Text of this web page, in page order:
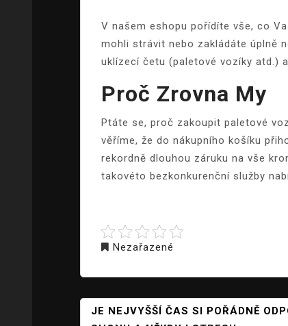
V našem eshopu pořídíte vše, co
mohli strávit nebo zakládáte úplně
uklízecí četu (paletové vozíky atd.)
Proč Zrovna My
Ptáte se, proč zakoupit paletové
věříme, že do nákupního košíku
rekordně dlouhou záruku na vše
takovéto bezkonkurenční služby
Nezařazené
NAVIGACE
JE NEJVYŠŠÍ ČAS SI POŘÁDNĚ